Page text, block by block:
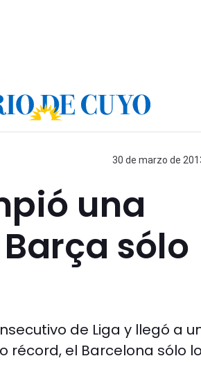
30 de marzo de
una
sólo
de Liga y llegó a
récord, el Barcelona sólo